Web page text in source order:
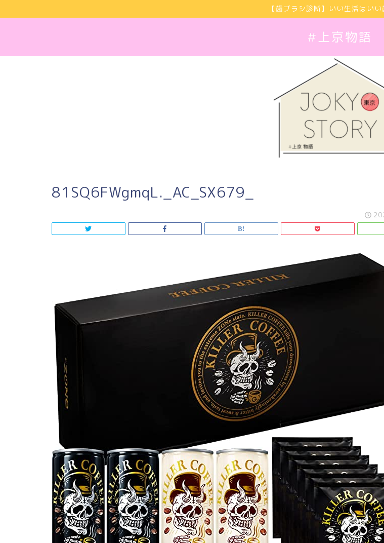
【歯ブラシ診断】いい生活はいい
#上京物語
81SQ6FWgmqL._AC_SX679_